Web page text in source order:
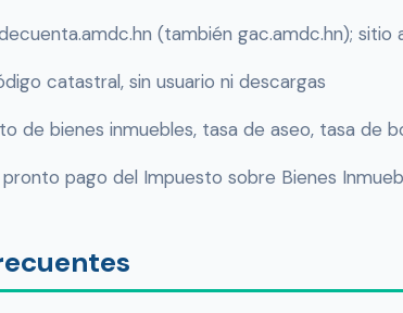
(también gac.amdc.hn); sitio
catastral, sin usuario ni descargas
de bienes inmuebles, tasa de aseo, tasa de
pago del Impuesto sobre Bienes